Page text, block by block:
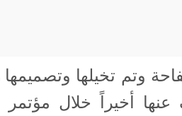
وتم تخيلها
أخيراً خلال